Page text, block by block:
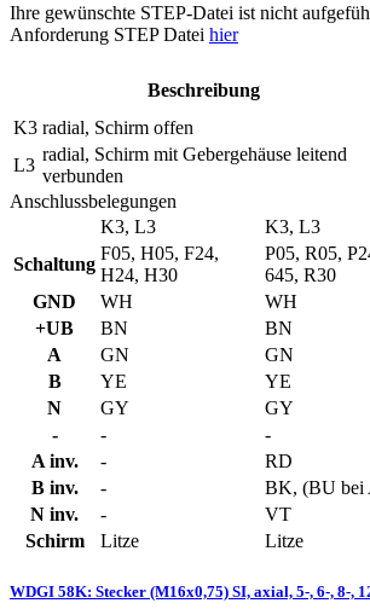
Ihre gewünschte STEP-Datei ist nicht
Anforderung STEP Datei hier
Beschreibung
K3 radial, Schirm offen
L3
radial, Schirm mit Gebergehäuse leitend
verbunden
Anschlussbelegungen
K3, L3
K3, L3
Schaltung
F05, H05, F24,
H24, H30
P05, R05,
645, R30
GND
WH WH
+UB
BN BN
A
GN GN
B
YE YE
N
GY GY
-
- -
A inv.
- RD
B inv.
- BK, (BU bei
N inv.
- VT
Schirm
Litze Litze
WDGI 58K: Stecker (M16x0,75) SI, axial, 5-, 6-, 8-,